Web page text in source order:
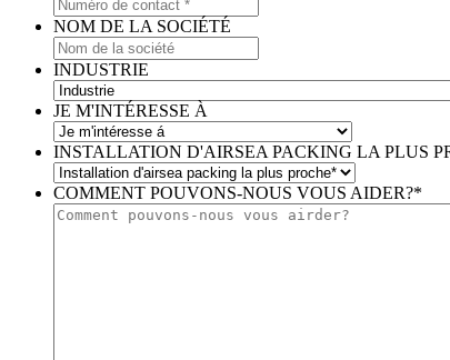
NOM DE LA SOCIÉTÉ
INDUSTRIE
JE M'INTÉRESSE À
INSTALLATION D'AIRSEA PACKING LA PLUS
COMMENT POUVONS-NOUS VOUS AIDER?*